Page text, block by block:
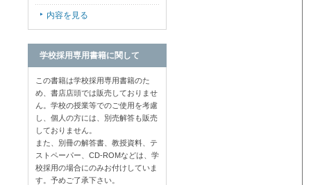
内容を見る
学校採用専用書籍に関して
この書籍は学校採用専用書籍のた
め、書店店頭では販売しておりませ
ん。学校の授業等でのご使用を考慮
し、個人の方には、別売解答も販売
しておりません。
また、別冊の解答書、教授資料、テ
ストペーパー、CD-ROMなどは、学
校採用の場合にのみお付けしていま
す。予めご了承下さい。